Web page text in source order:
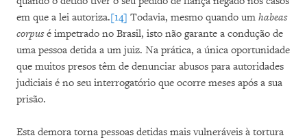
em que a lei autoriza.[14] Todavia, mesmo quando um habeas
corpusé impetrado no Brasil, isto não garante a condução de
uma pessoa detida a um juiz. Na prática, a única oportunidade
que muitos presos têm de denunciar abusos para autoridades
judiciais é no seu interrogatório que ocorre meses após a sua
prisão.
Esta demora torna pessoas detidas mais vulneráveis à tortura